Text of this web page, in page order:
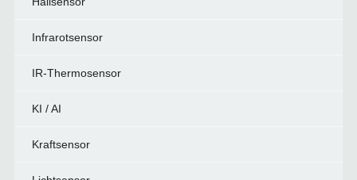
Infrarotsensor
IR-Thermosensor
KI / AI
Kraftsensor